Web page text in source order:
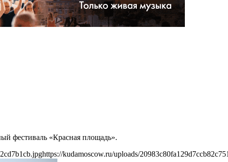
фестиваль «Красная площадь».
https://kudamoscow.ru/uploads/